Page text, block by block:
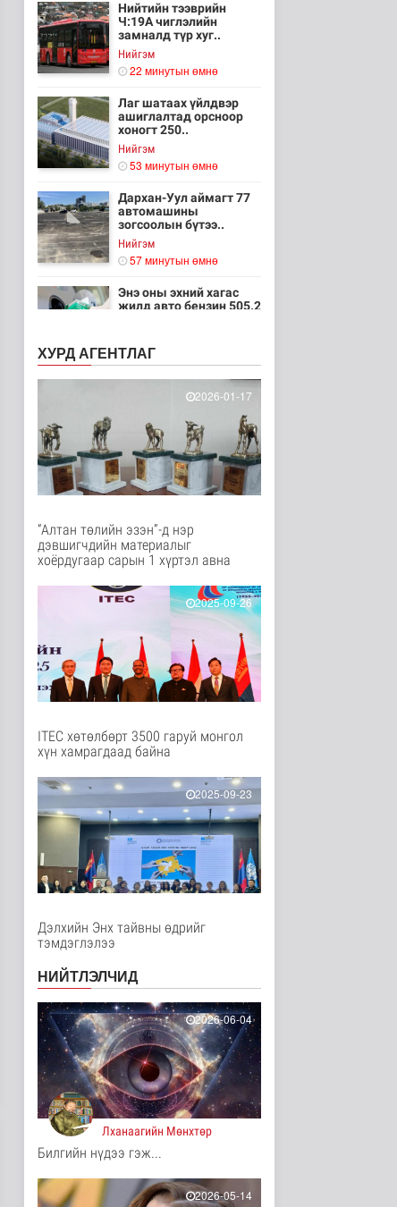
Нийтийн тээврийн
Ч:19А чиглэлийн
замналд түр хуг..
Нийгэм
22 минутын өмнө
Лаг шатаах үйлдвэр
ашиглалтад орсноор
хоногт 250..
Нийгэм
53 минутын өмнө
Дархан-Уул аймагт 77
автомашины
зогсоолын бүтээ..
Нийгэм
57 минутын өмнө
Энэ оны эхний хагас
жилд авто бензин 505.2
1 цаг 7 минутын өмнө
“Хотын дарга сонсож
байна” 150150 тусгай
Нийгэм
1 цаг 11 минутын өмнө
Төрийн үйлчилгээг
иргэдэд ойртуулна
2 цаг 46 минутын өмнө
НИТХ-ын ээлжит VIII
хуралдаанаар иргэдээс
ирүүлс..
2 цаг 7 минутын өмнө
ЦАГ АГААР:
Улаанбаатарт шөнөдөө
17 хэм дулаан
2 цаг 12 минутын өмнө
COP17-ын зочид,
төлөөлөгчдөд үйлчлэх
250 орчим ж..
Нийгэм
4 цаг 33 минутын өмнө
Шатахууны нөөцийг
нэмэгдүүлэх,
доголдлыг арилгах..
4 цаг 37 минутын өмнө
Ээлжит ..
4 цаг 43 минутын өмнө
Үерийн аюулаас
сэрэмжтэй байхыг
анхааруулж байна
Байгаль орчин
4 цаг 58 минутын өмнө
Цагдаагийн
байгууллагын 102
Нийгэм
4 цаг 8 минутын өмнө
ХУРД АГЕНТЛАГ
2026-01-17
“Алтан төлийн эзэн”-д нэр
дэвшигчдийн материалыг
хоёрдугаар сарын 1 хүртэл авна
2025-09-26
ITEC хөтөлбөрт 3500 гаруй монгол
хүн хамрагдаад байна
2025-09-23
Дэлхийн Энх тайвны өдрийг
тэмдэглэлээ
НИЙТЛЭЛЧИД
2026-06-04
Лханаагийн Мөнхтөр
Билгийн нүдээ гэж...
2026-05-14